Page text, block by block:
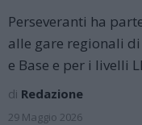
Perseveranti ha
alle gare regionali
e Base e per i livelli
di Redazione
29 Maggio 2026